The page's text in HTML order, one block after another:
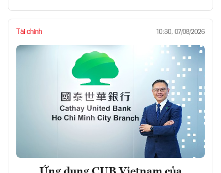
Tài chính 10:30, 07/08/2026